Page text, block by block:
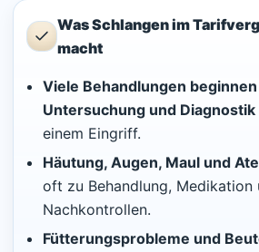
Was Schlangen im
macht
Viele Behandlungen
Untersuchung und Diagnostik
einem Eingriff.
Häutung, Augen, Maul und
oft zu Behandlung, Medikation
Nachkontrollen.
Fütterungsprobleme und